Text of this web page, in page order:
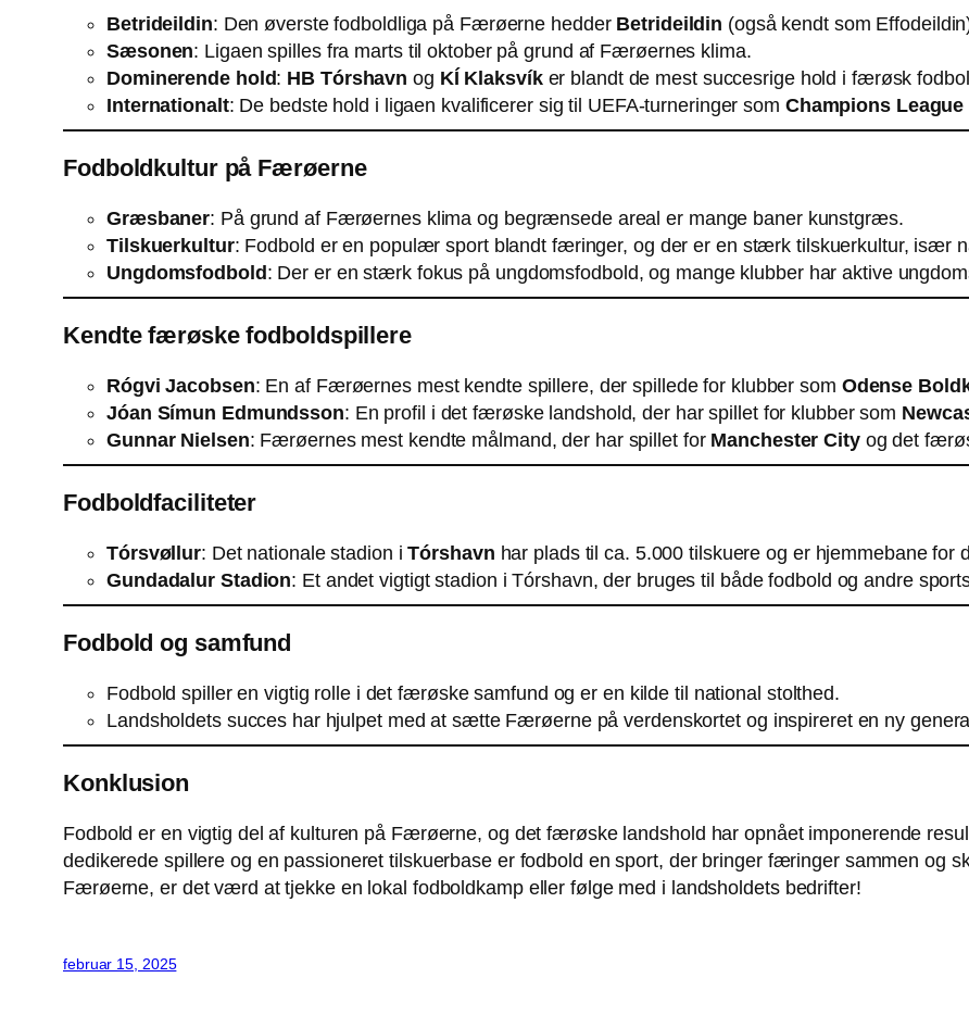
Betrideildin: Den øverste fodboldliga på Færøerne hedder Betrideildin (også kendt som
Sæsonen: Ligaen spilles fra marts til oktober på grund af Færøernes klima.
Dominerende hold: HB Tórshavn og KÍ Klaksvíker blandt de mest succesrige hold i færøsk
Internationalt: De bedste hold i ligaen kvalificerer sig til UEFA-turneringer som Champions League
Fodboldkultur på Færøerne
Græsbaner: På grund af Færøernes klima og begrænsede areal er mange baner kunstgræs.
Tilskuerkultur: Fodbold er en populær sport blandt færinger, og der er en stærk tilskuerkultur, især
Ungdomsfodbold : Der er en stærk fokus på ungdomsfodbold, og mange klubber har aktive
Kendte færøske fodboldspillere
Rógvi Jacobsen: En af Færøernes mest kendte spillere, der spillede for klubber som Odense
Jóan Símun Edmundsson: En profil i det færøske landshold, der har spillet for klubber som
Gunnar Nielsen: Færøernes mest kendte målmand, der har spillet for Manchester Cityog det
Fodboldfaciliteter
Tórsvøllur: Det nationale stadion iTórshavn har plads til ca. 5.000 tilskuere og er hjemmebane for
Gundadalur Stadion: Et andet vigtigt stadion i Tórshavn, der bruges til både fodbold og andre
Fodbold og samfund
Fodbold spiller en vigtig rolle i det færøske samfund og er en kilde til national stolthed.
Landsholdets succes har hjulpet med at sætte Færøerne på verdenskortet og inspireret en ny
Konklusion
Fodbold er en vigtig del af kulturen på Færøerne, og det færøske landshold har opnået imponerende
dedikerede spillere og en passioneret tilskuerbase er fodbold en sport, der bringer færinger sammen og
Færøerne, er det værd at tjekke en lokal fodboldkamp eller følge med i landsholdets bedrifter!
februar 15, 2025